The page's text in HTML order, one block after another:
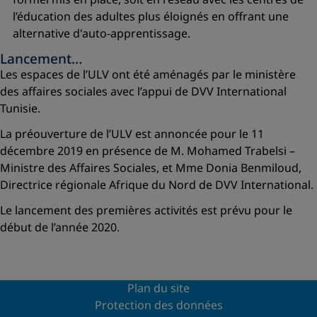
l’éducation des adultes plus éloignés en offrant une
alternative d'auto-apprentissage.
Lancement…
Les espaces de l’ULV ont été aménagés par le ministère
des affaires sociales avec l’appui de DVV International
Tunisie.
La préouverture de l’ULV est annoncée pour le 11
décembre 2019 en présence de M. Mohamed Trabelsi –
Ministre des Affaires Sociales, et Mme Donia Benmiloud,
Directrice régionale Afrique du Nord de DVV International.
Le lancement des premières activités est prévu pour le
début de l’année 2020.
Plan du site
Protection des données